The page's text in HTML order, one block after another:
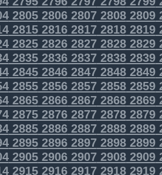
28052806280728082809
28152816281728182819
28252826282728282829
28352836283728382839
28452846284728482849
28552856285728582859
28652866286728682869
28752876287728782879
28852886288728882889
28952896289728982899
29052906290729082909
29152916291729182919